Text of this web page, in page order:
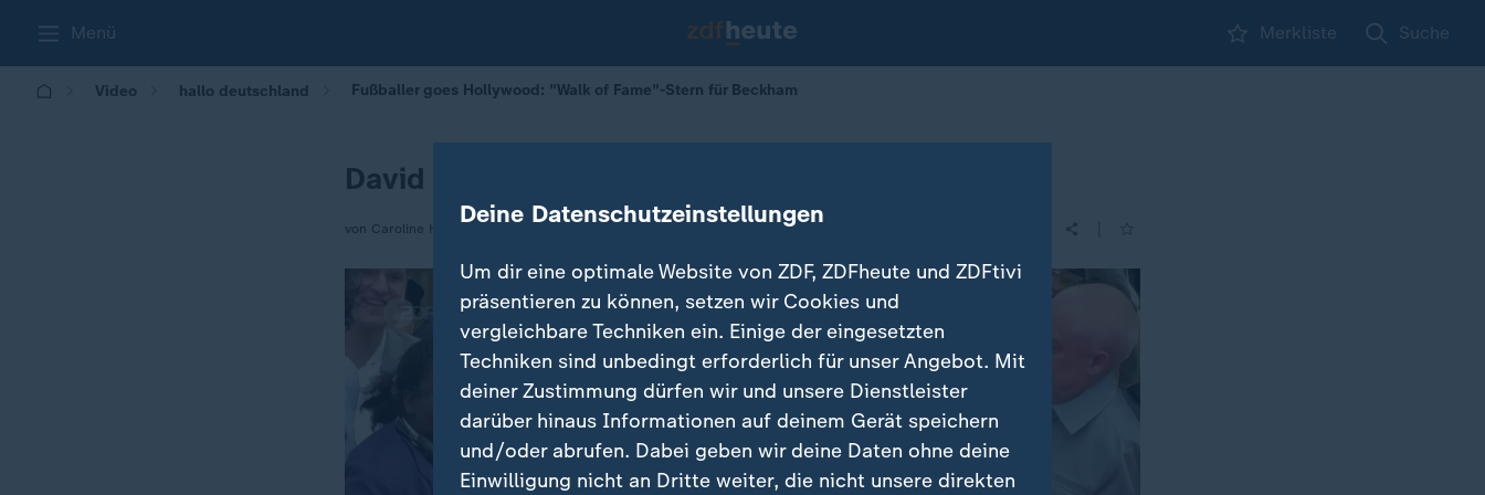
Menü Merkliste Suche
Video hallo deutschland Fußballer goes Hollywood: "Walk of Fame"-Stern für Beckham
David Beckham bekommt "Walk of Fame"-Stern
von Caroline HermannDeine Datenschutzeinstellungen
Um dir eine optimale Website von ZDF, ZDFheute und ZDFtivi
präsentieren zu können, setzen wir Cookies und
vergleichbare Techniken ein. Einige der eingesetzten
Techniken sind unbedingt erforderlich für unser Angebot. Mit
deiner Zustimmung dürfen wir und unsere Dienstleister
darüber hinaus Informationen auf deinem Gerät speichern
und/oder abrufen. Dabei geben wir deine Daten ohne deine
Einwilligung nicht an Dritte weiter, die nicht unsere direkten